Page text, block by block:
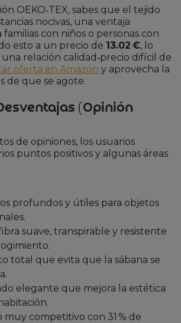
OEKO‑TEX, sabes que el tejido
nocivas, una ventaja
con niños o personas con
esto a un precio de 13.02 €, lo
relación calidad‑precio difícil de
oferta en Amazon y aprovecha la
de que se agote.
(Opinión
de opiniones, los usuarios
puntos positivos y algunas áreas
profundos y útiles para objetos
suave, transpirable y resistente
total que evita que la sábana se
elegante que mejora la estética
muy competitivo con 31 % de